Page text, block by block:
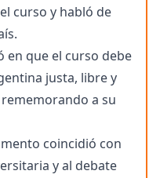
curso y habló de
en que el curso debe
justa, libre y
a su
coincidió con
y al debate